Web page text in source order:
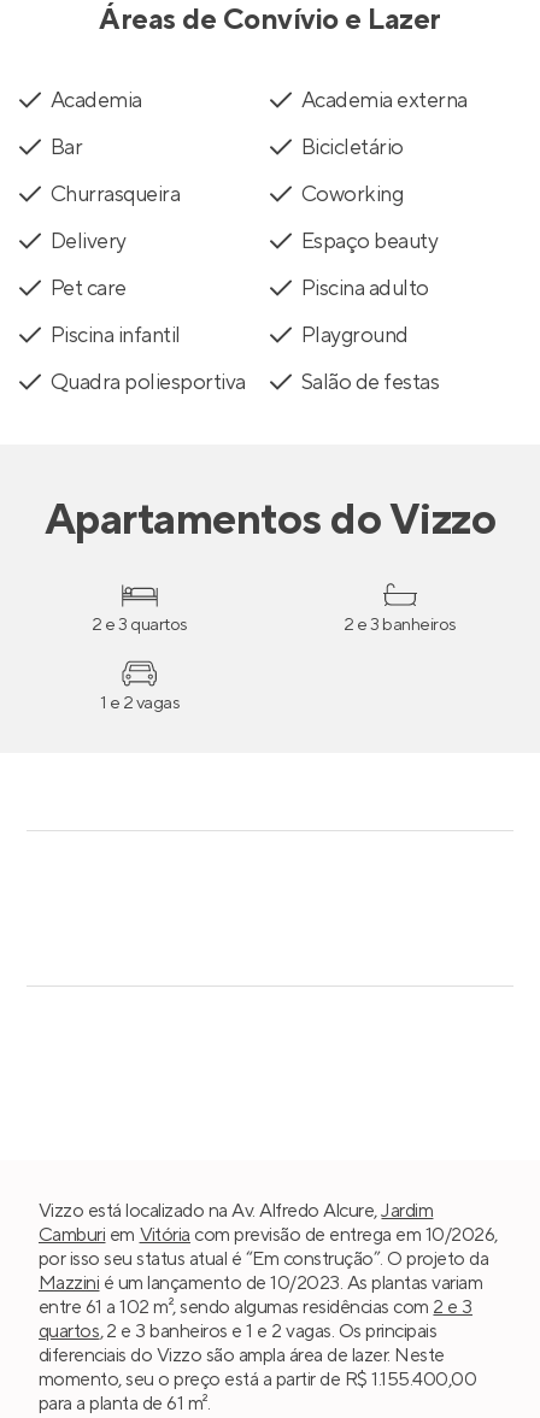
Áreas de Convívio e Lazer
Academia
Academia externa
Bar
Bicicletário
Churrasqueira
Coworking
Delivery
Espaço beauty
Pet care
Piscina adulto
Piscina infantil
Playground
Quadra poliesportiva
Salão de festas
ApartamentosdoVizzo
2 e 3 quartos 2 e 3 banheiros
1 e 2 vagas
Vizzo está localizado na Av. Alfredo Alcure,Jardim
Camburi em Vitória com previsão de entrega em 10/2026,
por isso seu status atual é “Em construção”. O projeto da
Mazzini é um lançamento de 10/2023. As plantas variam
entre 61 a 102 m², sendo algumas residências com 2 e 3
quartos, 2 e 3 banheiros e 1 e 2 vagas. Os principais
diferenciais do Vizzo são ampla área de lazer. Neste
momento, seu o preço está a partir de R$ 1.155.400,00
para a planta de 61 m².